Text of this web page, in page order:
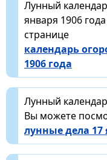
Лунный
января 1906
странице
календарь
1906 года
Лунный
Вы можете
лунные дела 17